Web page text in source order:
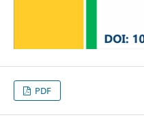
PDF